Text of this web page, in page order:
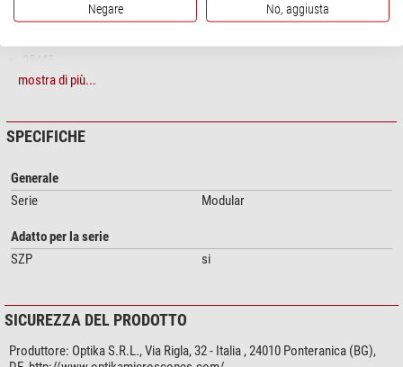
25443
25445
mostra di più...
SPECIFICHE
Generale
Serie
Modular
Adatto per la serie
SZP
si
SICUREZZA DEL PRODOTTO
Produttore: Optika S.R.L., Via Rigla, 32 - Italia , 24010 Ponteranica (BG),
Negare No, aggiusta